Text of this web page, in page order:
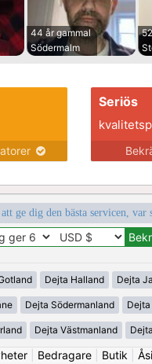
44 år gammal
Södermalm
Seriös
ge dig den bästa servicen, var
Dejta Halland Dejta
Dejta Södermanland
Dejta Västmanland
| Bedragare| Butik